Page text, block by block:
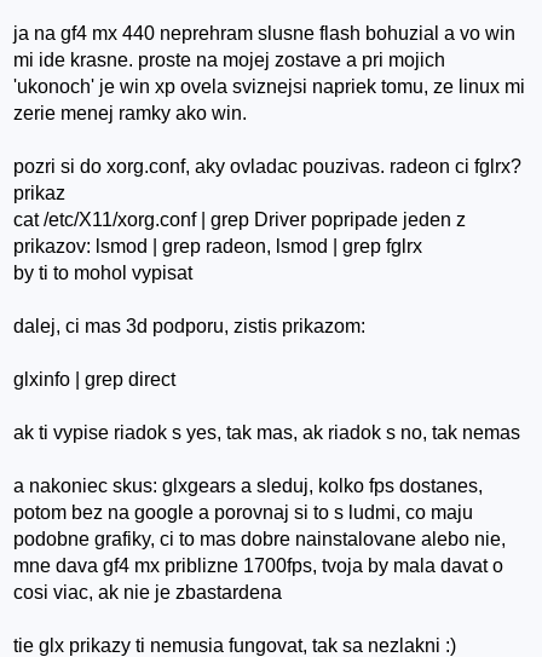
ja na gf4 mx 440 neprehram slusne flash bohuzial a vo win
mi ide krasne. proste na mojej zostave a pri mojich
'ukonoch' je win xp ovela sviznejsi napriek tomu, ze linux mi
zerie menej ramky ako win.
pozri si do xorg.conf, aky ovladac pouzivas. radeon ci fglrx?
prikaz
cat /etc/X11/xorg.conf | grep Driver popripade jeden z
prikazov: lsmod | grep radeon, lsmod | grep fglrx
by ti to mohol vypisat
dalej, ci mas 3d podporu, zistis prikazom:
glxinfo | grep direct
ak ti vypise riadok s yes, tak mas, ak riadok s no, tak nemas
a nakoniec skus: glxgears a sleduj, kolko fps dostanes,
potom bez na google a porovnaj si to s ludmi, co maju
podobne grafiky, ci to mas dobre nainstalovane alebo nie,
mne dava gf4 mx priblizne 1700fps, tvoja by mala davat o
cosi viac, ak nie je zbastardena
tie glx prikazy ti nemusia fungovat, tak sa nezlakni :)